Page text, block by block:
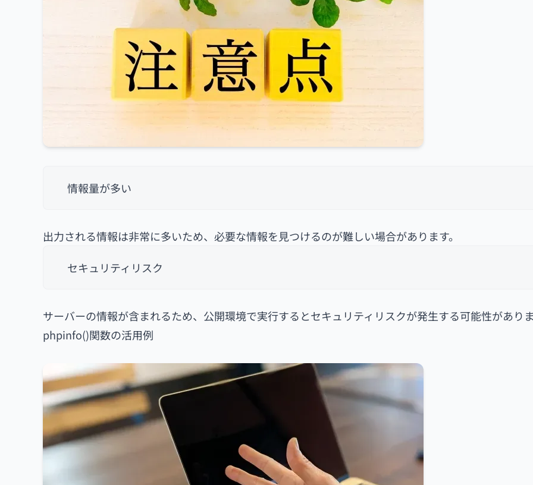
情報量が多い
出力される情報は非常に多いため、必要な情報を見つけるのが難しい場合があります。
セキュリティリスク
サーバーの情報が含まれるため、公開環境で実行するとセキュリティリスクが発生する可能性があり
phpinfo()関数の活用例